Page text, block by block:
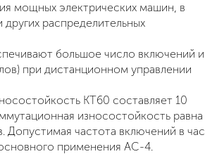
мощных электрических машин, в
распределительных
большое число включений и
при дистанционном управлении
КТ60 составляет 10
износостойкость равна
Допустимая частота включений в час
применения АС-4.